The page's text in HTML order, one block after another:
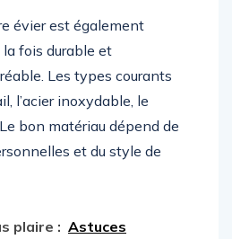
évier est également
la fois durable et
Les types courants
l’acier inoxydable, le
bon matériau dépend de
et du style de
plaire : Astuces